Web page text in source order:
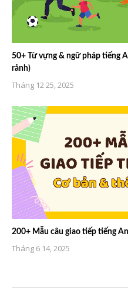
50+ Từ vựng & ngữ pháp tiếng
rảnh)
Tháng 12 25, 2025
200+ Mẫu câu giao tiếp tiếng
Tháng 6 14, 2025